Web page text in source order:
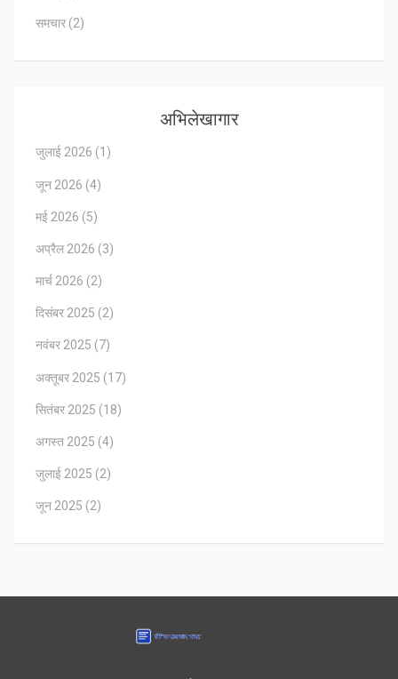
समचार (2)
अभिलेखागार
जुलाई 2026 (1)
जून 2026 (4)
मई 2026 (5)
अप्रैल 2026 (3)
मार्च 2026 (2)
दिसंबर 2025 (2)
नवंबर 2025 (7)
अक्तूबर 2025 (17)
सितंबर 2025 (18)
अगस्त 2025 (4)
जुलाई 2025 (2)
जून 2025 (2)